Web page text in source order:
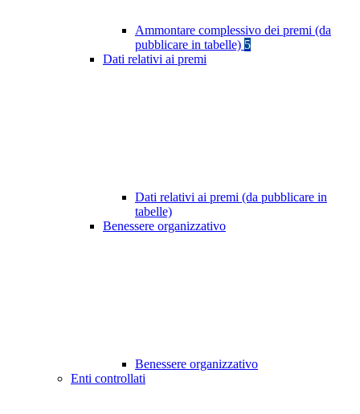
Ammontare complessivo dei premi (da
pubblicare in tabelle) 5
Dati relativi ai premi
Dati relativi ai premi (da pubblicare in
tabelle)
Benessere organizzativo
Benessere organizzativo
Enti controllati